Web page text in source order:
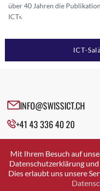
über 40 Jahren die
ICT».
ICT-
INFO@SWISSICT.CH
+41 43 336 40 20
SWISSICT
VULKANSTRASSE 120
8048 ZURICH
Mit Ihrem Besuch auf
Datenschutzerklärung
Dies erlaubt uns unsere